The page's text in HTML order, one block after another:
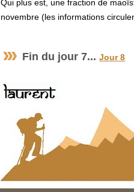
Qui plus est, une fraction de
novembre (les informations
Fin du jour 7... Jour 8